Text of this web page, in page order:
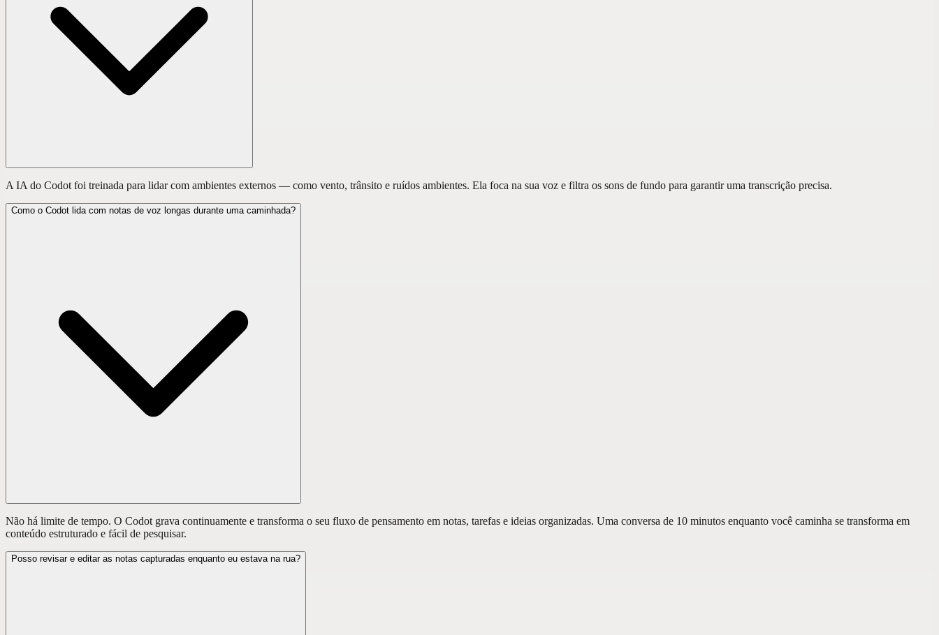
A IA do Codot foi treinada para lidar com ambientes externos — como vento, trânsito e ruídos ambientes. Ela foca na sua voz e filtra os sons de fundo para garantir uma transcrição precisa.
Como o Codot lida com notas de voz longas durante uma caminhada?
Não há limite de tempo. O Codot grava continuamente e transforma o seu fluxo de pensamento em notas, tarefas e ideias organizadas. Uma conversa de 10 minutos enquanto você caminha se transforma em
conteúdo estruturado e fácil de pesquisar.
Posso revisar e editar as notas capturadas enquanto eu estava na rua?